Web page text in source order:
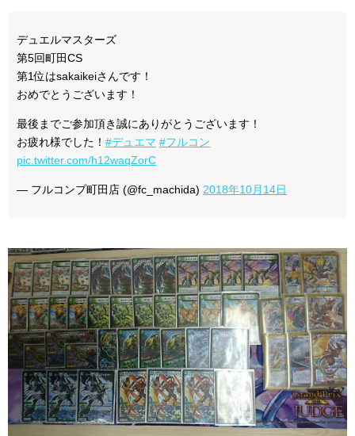
デュエルマスターズ
第5回町田CS
第1位はsakaikeiさんです！
おめでとうございます！
最後までご参加頂き誠にありがとうございます！
お疲れ様でした！ #デュエマ #フルコン
pic.twitter.com/h12waqZorC
— フルコンプ町田店 (@fc_machida) 2018年10月14日